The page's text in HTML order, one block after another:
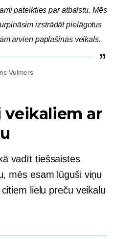
pateikties par atbalstu. Mēs
izstrādāt pielāgotus
arvien paplašināsveikals.
Vulmers
ar
vadīt tiešsaistes
mēs esam lūguši viņu
lielu preču veikalu